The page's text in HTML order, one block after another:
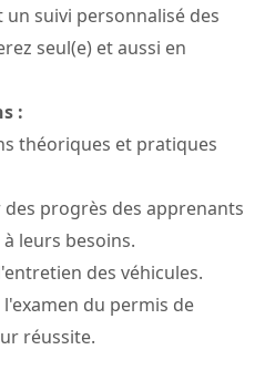
suivi personnalisé des
seul(e) et aussi en
:
théoriques et pratiques
progrès des apprenants
leurs besoins.
des véhicules.
du permis de
réussite.